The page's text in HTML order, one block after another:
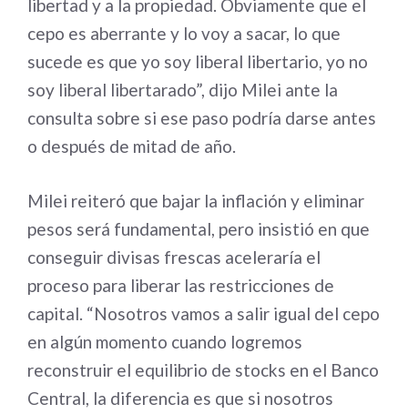
libertad y a la propiedad. Obviamente que el
cepo es aberrante y lo voy a sacar, lo que
sucede es que yo soy liberal libertario, yo no
soy liberal libertarado”, dijo Milei ante la
consulta sobre si ese paso podría darse antes
o después de mitad de año.
Milei reiteró que bajar la inflación y eliminar
pesos será fundamental, pero insistió en que
conseguir divisas frescas aceleraría el
proceso para liberar las restricciones de
capital. “Nosotros vamos a salir igual del cepo
en algún momento cuando logremos
reconstruir el equilibrio de stocks en el Banco
Central, la diferencia es que si nosotros